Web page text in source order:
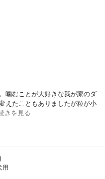
噛むことが大好きな我が家のダ
えたこともありましたが粒が小
きを見る
用